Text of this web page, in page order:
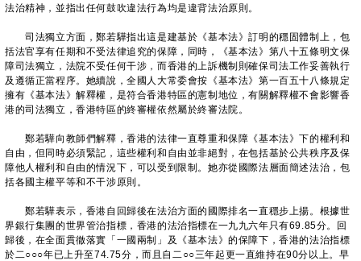
法治精神，並指出任何鼓吹違法行為均是違背法治原則。
司法獨立方面，鄭若驊指出這是建基於《基本法》訂明的穩固體制上，包
括法官享有任期和不受法律追究的保障，同時，《基本法》第八十五條明文保
障司法獨立，法院不受任何干涉，而香港的上訴機制則確保司法工作妥善執行
及遵循正當程序。她續說，全國人大常委會按《基本法》第一百五十八條規定
擁有《基本法》解釋權，是符合香港特區的憲制地位，有關解釋權不會影響香
港的司法獨立，香港特區的終審權依然屬於終審法院。
鄭若驊向教師們解釋，香港的法律一直尊重和保障《基本法》下的權利和
自由，但同時必須緊記，這些權利和自由並非絕對，在包括基於公共秩序及保
障他人權利和自由的情況下，可以受到限制。她亦從國際法層面簡述法治，包
括各國主權平等和不干涉原則。
鄭若驊表示，香港自回歸後在法治方面的國際排名一直穩步上揚。根據世
界銀行集團的世界管治指標，香港的法治指標在一九九六年只有69.85分。回
歸後，在全面貫徹落實「一國兩制」及《基本法》的保障下，香港的法治指標
於二○○○年已上升至74.75分，而且自二○○三年起更一直維持在90分以上。早